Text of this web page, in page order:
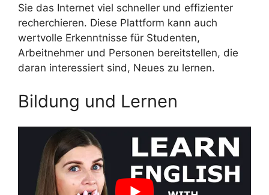
Sie das Internet viel schneller und effizienter
recherchieren. Diese Plattform kann auch
wertvolle Erkenntnisse für Studenten,
Arbeitnehmer und Personen bereitstellen, die
daran interessiert sind, Neues zu lernen.
Bildung und Lernen